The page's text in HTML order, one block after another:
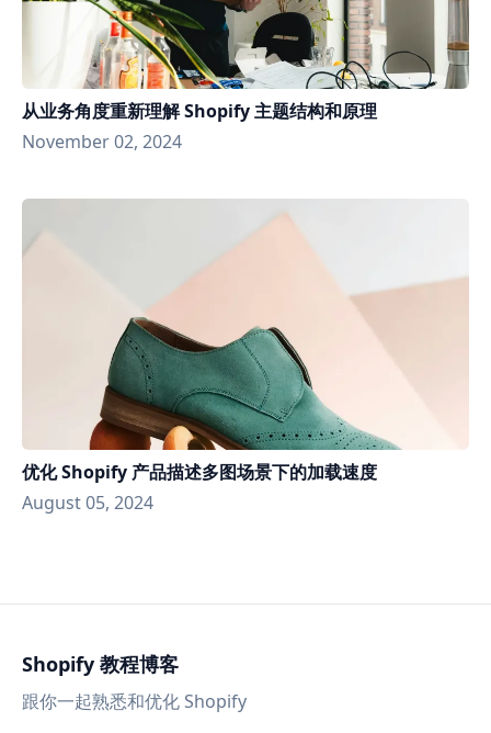
从业务角度重新理解 Shopify 主题结构和原理
November 02, 2024
优化 Shopify 产品描述多图场景下的加载速度
August 05, 2024
Shopify 教程博客
跟你一起熟悉和优化 Shopify